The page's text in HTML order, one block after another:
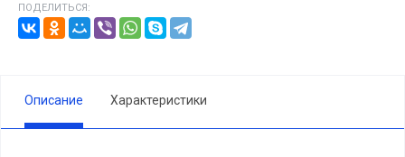
ПОДЕЛИТЬСЯ:
Описание Характеристики